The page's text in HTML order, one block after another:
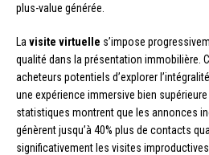
plus-value générée.
La visite virtuelle s’impose
qualité dans la présentation immobilière.
acheteurs potentiels d’explorer
une expérience immersive bien
statistiques montrent que les annonces
génèrent jusqu’à 40% plus de contacts
significativement les visites